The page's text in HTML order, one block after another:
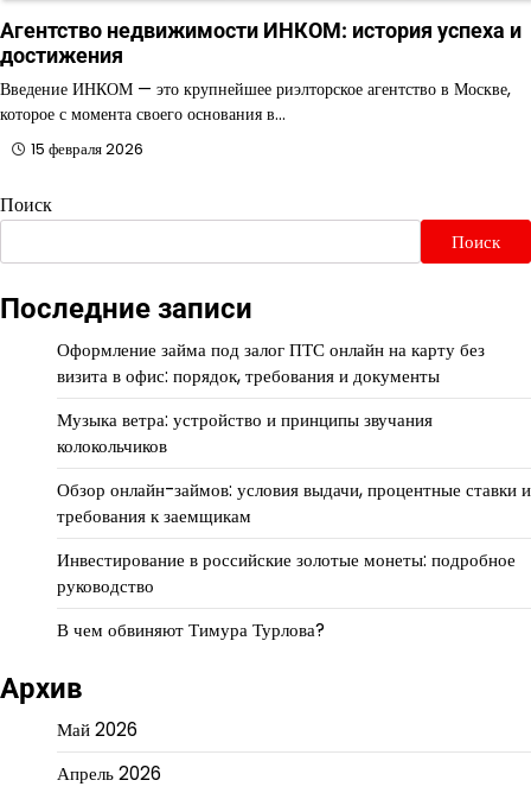
Агентство недвижимости ИНКОМ: история успеха и
достижения
Введение ИНКОМ — это крупнейшее риэлторское агентство в Москве,
которое с момента своего основания в…
15 февраля 2026
Поиск
Поиск
Последние записи
Оформление займа под залог ПТС онлайн на карту без
визита в офис: порядок, требования и документы
Музыка ветра: устройство и принципы звучания
колокольчиков
Обзор онлайн-займов: условия выдачи, процентные ставки и
требования к заемщикам
Инвестирование в российские золотые монеты: подробное
руководство
В чем обвиняют Тимура Турлова?
Архив
Май 2026
Апрель 2026